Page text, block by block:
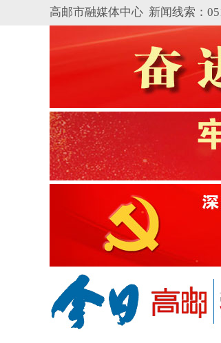
高邮市融媒体中心 新闻线索：